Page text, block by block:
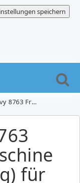
speichern
1-stufig) für 149€ (Vergleich: 169€)
für